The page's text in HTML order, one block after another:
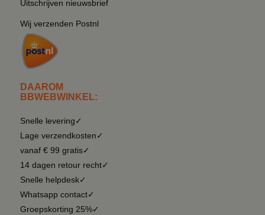
Uitschrijven nieuwsbrief
Wij verzenden Postnl
DAAROM
BBWEBWINKEL:
Snelle levering✓
Lage verzendkosten✓
vanaf € 99 gratis✓
14 dagen retour recht✓
Snelle helpdesk✓
Whatsapp contact✓
Groepskorting 25%✓